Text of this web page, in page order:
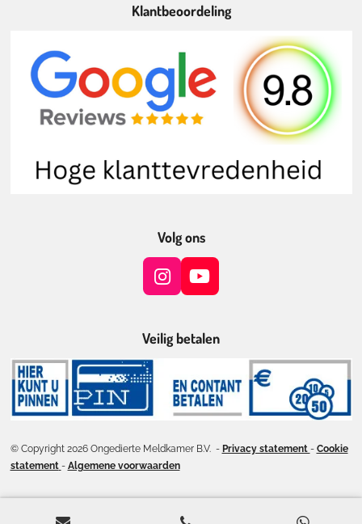
Klantbeoordeling
Volg ons
I
t
Y
T
e
Veilig betalen
© Copyright 2026 Ongedierte Meldkamer B.V. - Privacy statement - Cookie
statement - Algemene voorwaarden